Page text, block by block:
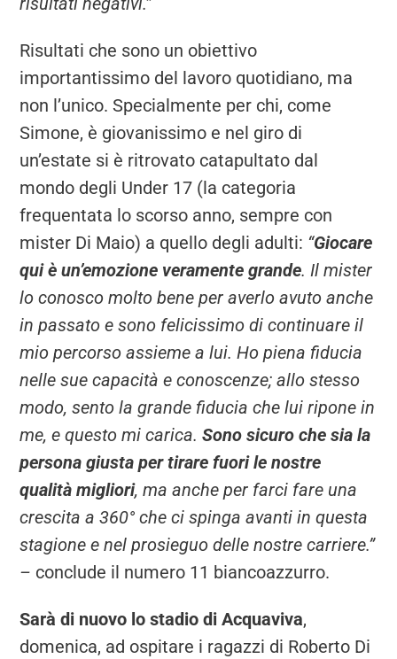
Risultati che sono un obiettivo
importantissimo del lavoro quotidiano, ma
non l’unico. Specialmente per chi, come
Simone, è giovanissimo e nel giro di
un’estate si è ritrovato catapultato dal
mondo degli Under 17 (la categoria
frequentata lo scorso anno, sempre con
mister Di Maio) a quello degli adulti: “Giocare
qui è un’emozione veramente grande. Il mister
lo conosco molto bene per averlo avuto anche
in passato e sono felicissimo di continuare il
mio percorso assieme a lui. Ho piena fiducia
nelle sue capacità e conoscenze; allo stesso
modo, sento la grande fiducia che lui ripone in
me, e questo mi carica.Sono sicuro che sia la
persona giusta per tirare fuori le nostre
qualità migliori, ma anche per farci fare una
crescita a 360° che ci spinga avanti in questa
stagione e nel prosieguo delle nostre carriere.”
– conclude il numero 11 biancoazzurro.
Sarà di nuovo lo stadio di Acquaviva,
domenica, ad ospitare i ragazzi di Roberto Di